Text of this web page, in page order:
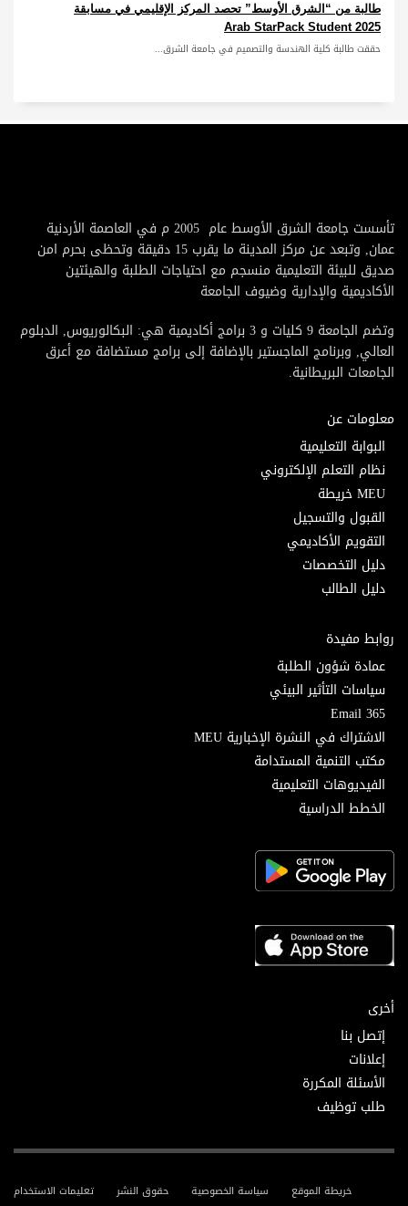
طالبة من “الشرق الأوسط” تحصد المركز الإقليمي في مسابقة
Arab StarPack Student 2025
حققت طالبة كلية الهندسة والتصميم في جامعة الشرق...
تأسست جامعة الشرق الأوسط عام 2005 م في العاصمة الأردنية
عمان, وتبعد عن مركز المدينة ما يقرب 15 دقيقة وتحظى بحرم امن
صديق للبيئة التعليمية منسجم مع احتياجات الطلبة والهيئتين
الأكاديمية والإدارية وضيوف الجامعة
وتضم الجامعة 9 كليات و 3 برامج أكاديمية هي: البكالوريوس, الدبلوم
العالي, وبرنامج الماجستير بالإضافة إلى برامج مستضافة مع أعرق
الجامعات البريطانية.
معلومات عن
البوابة التعليمية
نظام التعلم الإلكتروني
MEU خريطة
القبول والتسجيل
التقويم الأكاديمي
دليل التخصصات
دليل الطالب
روابط مفيدة
عمادة شؤون الطلبة
سياسات التأثير البيئي
Email 365
الاشتراك في النشرة الإخبارية MEU
مكتب التنمية المستدامة
الفيديوهات التعليمية
الخطط الدراسية
أخرى
إتصل بنا
إعلانات
الأسئلة المكررة
طلب توظيف
تعليمات الاستخدام حقوق النشر سياسة الخصوصية خريطة الموقع